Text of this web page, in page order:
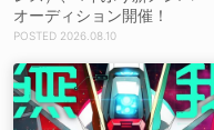
オーディション開催！
2026.08.10